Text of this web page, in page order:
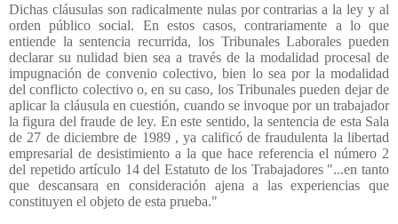
Dichas cláusulas son radicalmente nulas por contrarias a la ley y al
orden público social. En estos casos, contrariamente a lo que
entiende la sentencia recurrida, los Tribunales Laborales pueden
declarar su nulidad bien sea a través de la modalidad procesal de
impugnación de convenio colectivo, bien lo sea por la modalidad
del conflicto colectivo o, en su caso, los Tribunales pueden dejar de
aplicar la cláusula en cuestión, cuando se invoque por un trabajador
la figura del fraude de ley. En este sentido, la sentencia de esta Sala
de 27 de diciembre de 1989 , ya calificó de fraudulenta la libertad
empresarial de desistimiento a la que hace referencia el número 2
del repetido artículo 14 del Estatuto de los Trabajadores "...en tanto
que descansara en consideración ajena a las experiencias que
constituyen el objeto de esta prueba."